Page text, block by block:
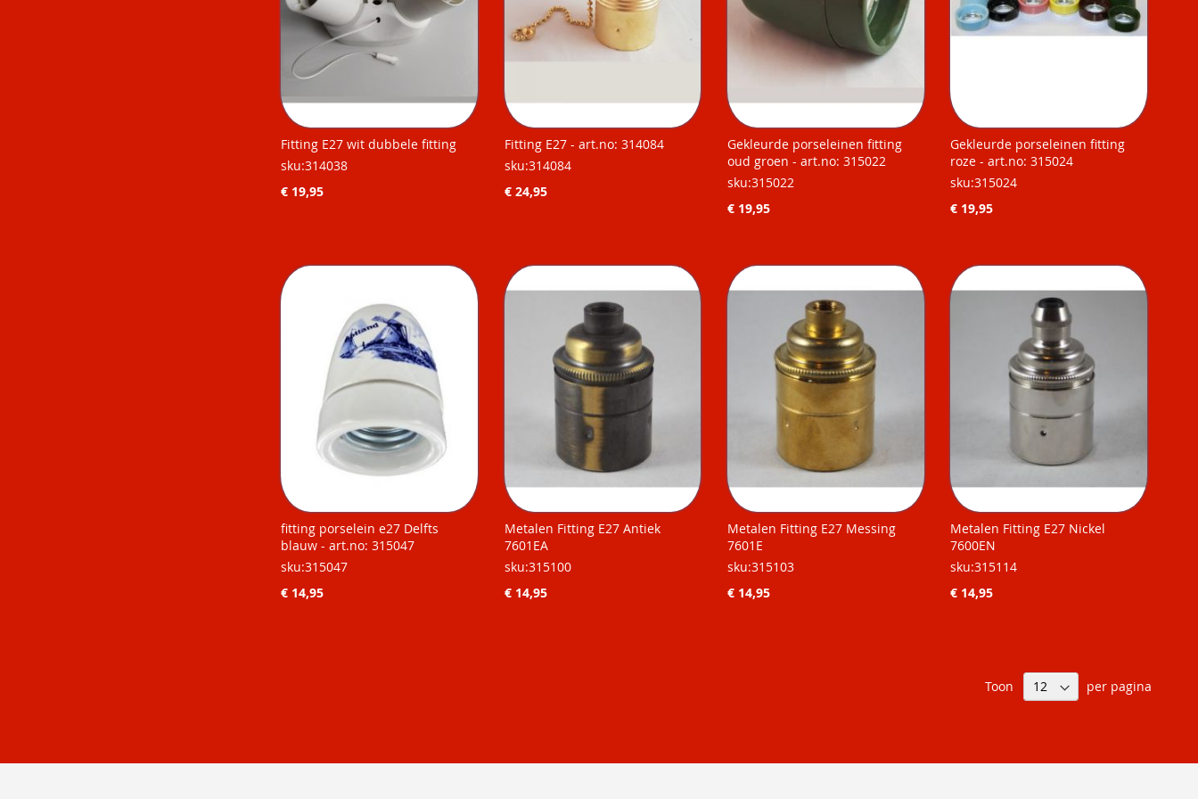
Fitting E27 wit dubbele fitting
sku:314038
€ 19,95
Fitting E27 - art.no: 314084
sku:314084
€ 24,95
Gekleurde porseleinen fitting
oud groen - art.no: 315022
sku:315022
€ 19,95
Gekleurde porseleinen fitting
roze - art.no: 315024
sku:315024
€ 19,95
fitting porselein e27 Delfts
blauw - art.no: 315047
sku:315047
€ 14,95
Metalen Fitting E27 Antiek
7601EA
sku:315100
€ 14,95
Metalen Fitting E27 Messing
7601E
sku:315103
€ 14,95
Metalen Fitting E27 Nickel
7600EN
sku:315114
€ 14,95
Toon per pagina